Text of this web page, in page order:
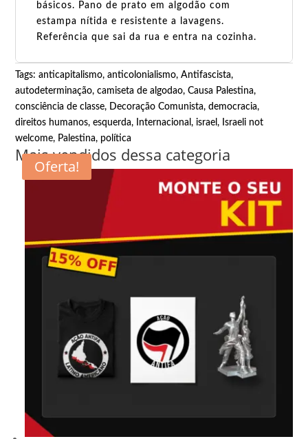
básicos. Pano de prato em algodão com
estampa nítida e resistente a lavagens.
Referência que sai da rua e entra na cozinha.
Tags:anticapitalismo,anticolonialismo,Antifascista,
autodeterminação,camiseta de algodao,Causa Palestina,
consciência de classe, Decoração Comunista,democracia,
direitos humanos,esquerda, Internacional, israel, Israeli not
welcome, Palestina, política
Mais vendidos dessa categoria
Oferta!